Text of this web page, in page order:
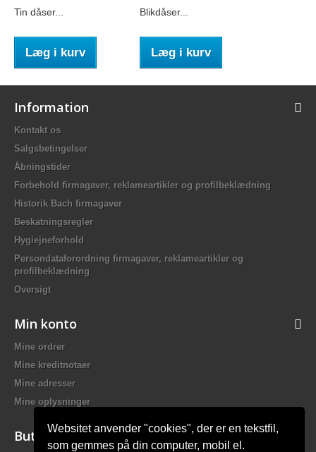
Websitet anvender "cookies", der er en tekstfil,
som gemmes på din computer, mobil el.
Tin dåser...
Læg i kurv
Blikdåser...
Læg i kurv
Information
Kontakt os
Salgsbetingelser
Åbningstider
Forbehold firmagaver, reklameartikler og profilbeklædning
Historik Bach firmagaver
Beskatningsregler
Hygiejneforhold
Persondataforordning firmagaver, reklameartikler og
profilbeklædning
Oversigt
Min konto
Mine ordrer
Mine kreditnotaer
Mine adresser
Mine oplysninger
Butiksinformation